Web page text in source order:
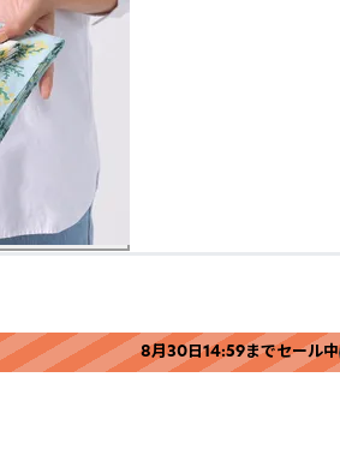
8月30日14:59までセール中